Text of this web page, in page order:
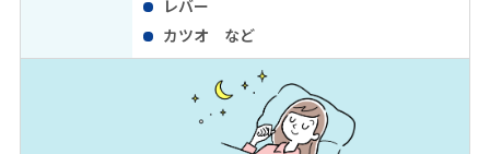
レバー
カツオ など